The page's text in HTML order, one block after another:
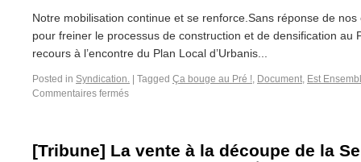
Notre mobilisation continue et se renforce.Sans réponse de
pour freiner le processus de construction et de densification au
recours à l’encontre du Plan Local d’Urbanis...
Posted in Syndication. Tagged Ça bouge au Pré !, Document, Est
Commentaires fermés
[Tribune] La vente à la découpe de la